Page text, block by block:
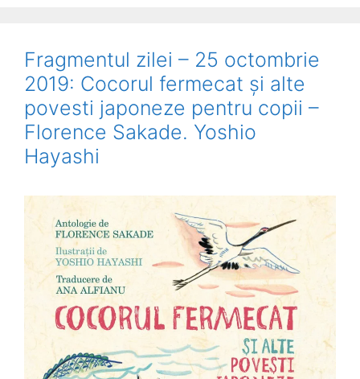
Fragmentul zilei – 25 octombrie
2019: Cocorul fermecat și alte
povesti japoneze pentru copii –
Florence Sakade. Yoshio
Hayashi